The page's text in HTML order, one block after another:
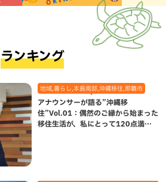
ランキング
地域,暮らし,本島南部,沖縄移住,那覇市
アナウンサーが語る”沖縄移
住”Vol.01：偶然のご縁から始まった
移住生活が、私にとって120点満点